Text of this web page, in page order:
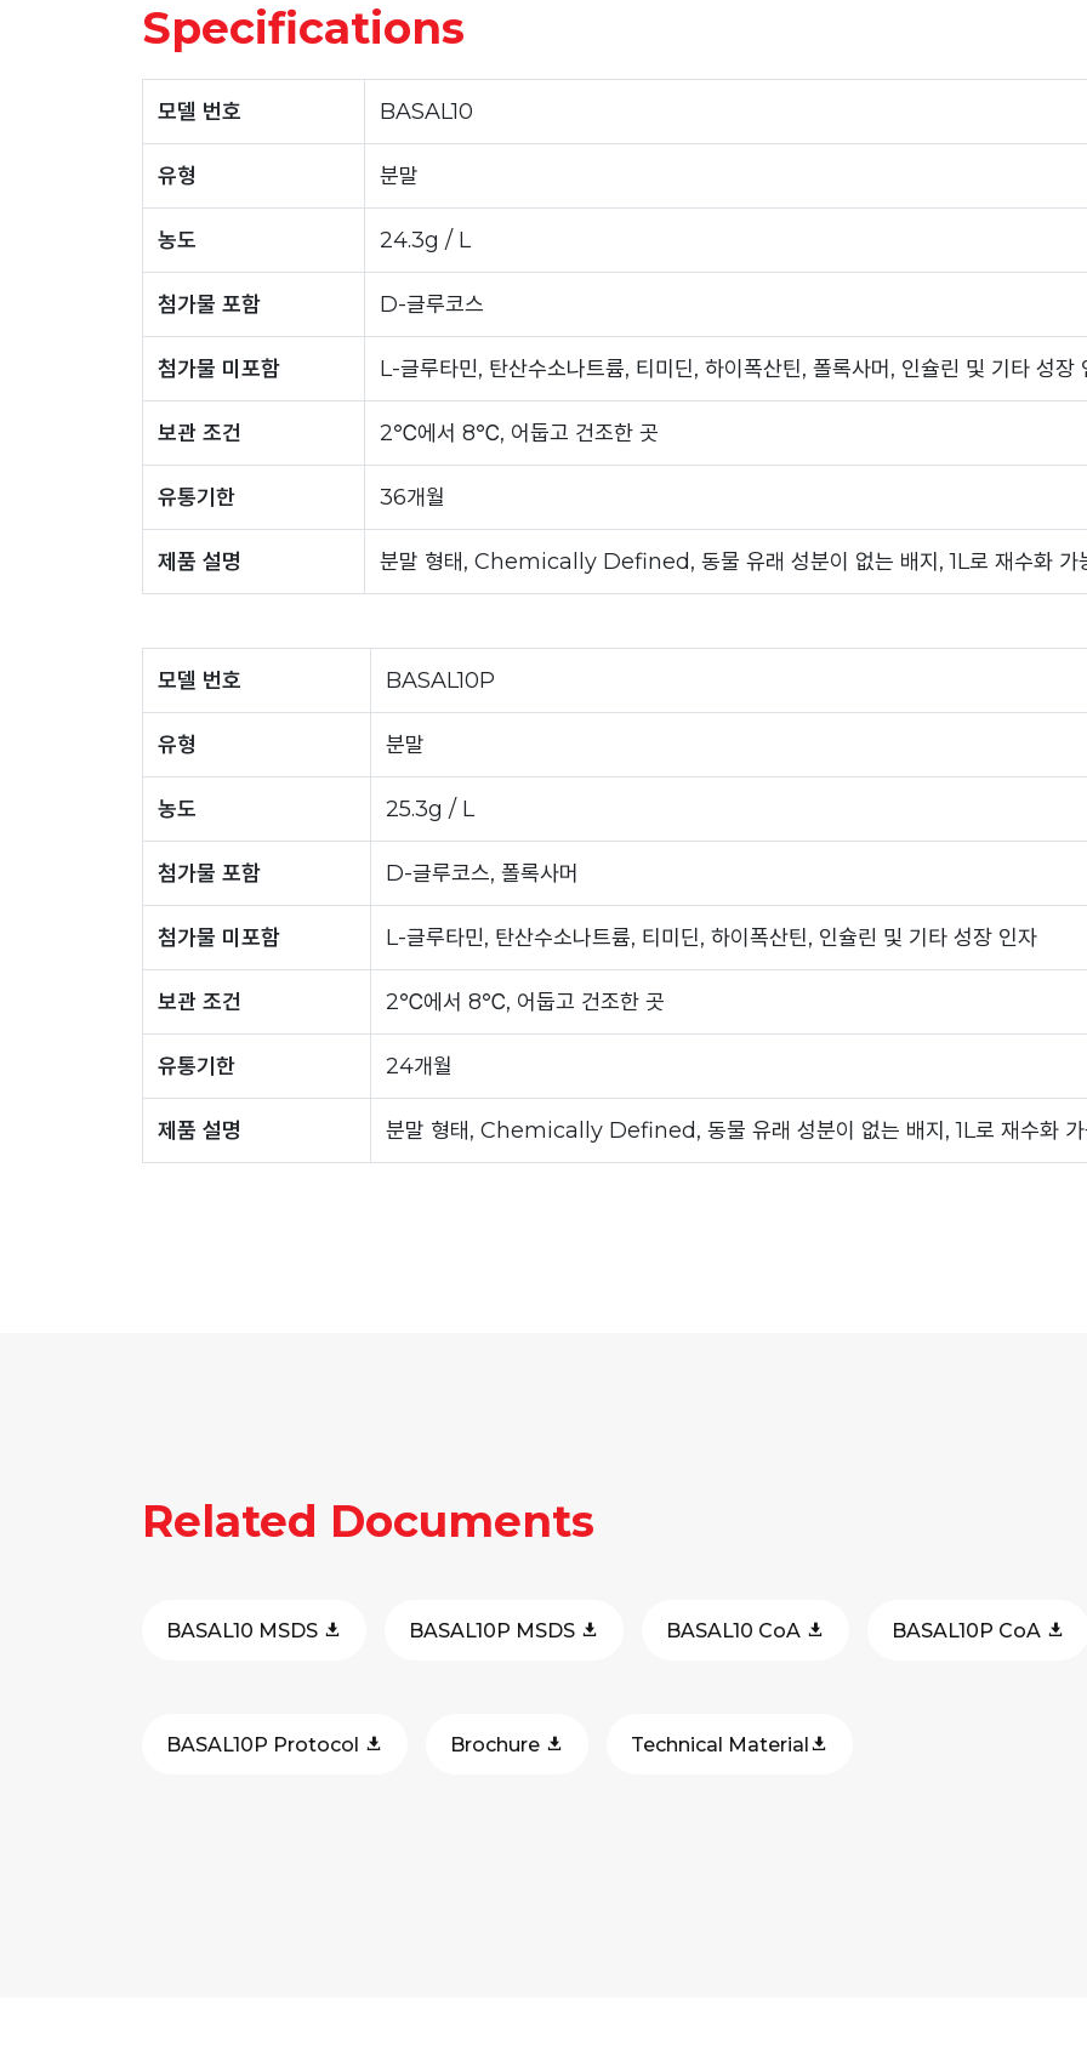
Specifications
모델 번호 BASAL10
유형 분말
농도 24.3g / L
첨가물 포함 D-글루코스
첨가물 미포함 L-글루타민, 탄산수소나트륨, 티미딘, 하이폭산틴, 폴록사머, 인슐린 및 기타 성장
보관 조건 2℃에서 8℃, 어둡고 건조한 곳
유통기한 36개월
제품 설명 분말 형태, Chemically Defined, 동물 유래 성분이 없는 배지, 1L로 재수화 가
모델 번호 BASAL10P
유형 분말
농도 25.3g / L
첨가물 포함 D-글루코스, 폴록사머
첨가물 미포함 L-글루타민, 탄산수소나트륨, 티미딘, 하이폭산틴, 인슐린 및 기타 성장 인자
보관 조건 2℃에서 8℃, 어둡고 건조한 곳
유통기한 24개월
제품 설명 분말 형태, Chemically Defined, 동물 유래 성분이 없는 배지, 1L로 재수화
Related Documents
BASAL10 MSDS BASAL10P MSDS BASAL10 CoA BASAL10P CoA
BASAL10P Protocol Brochure Technical Material